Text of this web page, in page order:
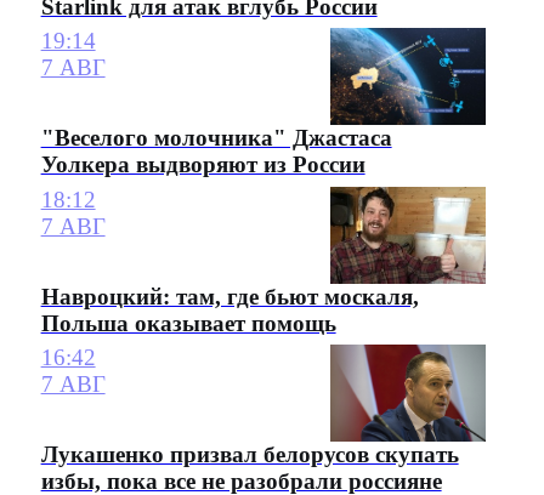
Starlink для атак вглубь России
19:14
7 АВГ
"Веселого молочника" Джастаса
Уолкера выдворяют из России
18:12
7 АВГ
Навроцкий: там, где бьют москаля,
Польша оказывает помощь
16:42
7 АВГ
Лукашенко призвал белорусов скупать
избы, пока все не разобрали россияне